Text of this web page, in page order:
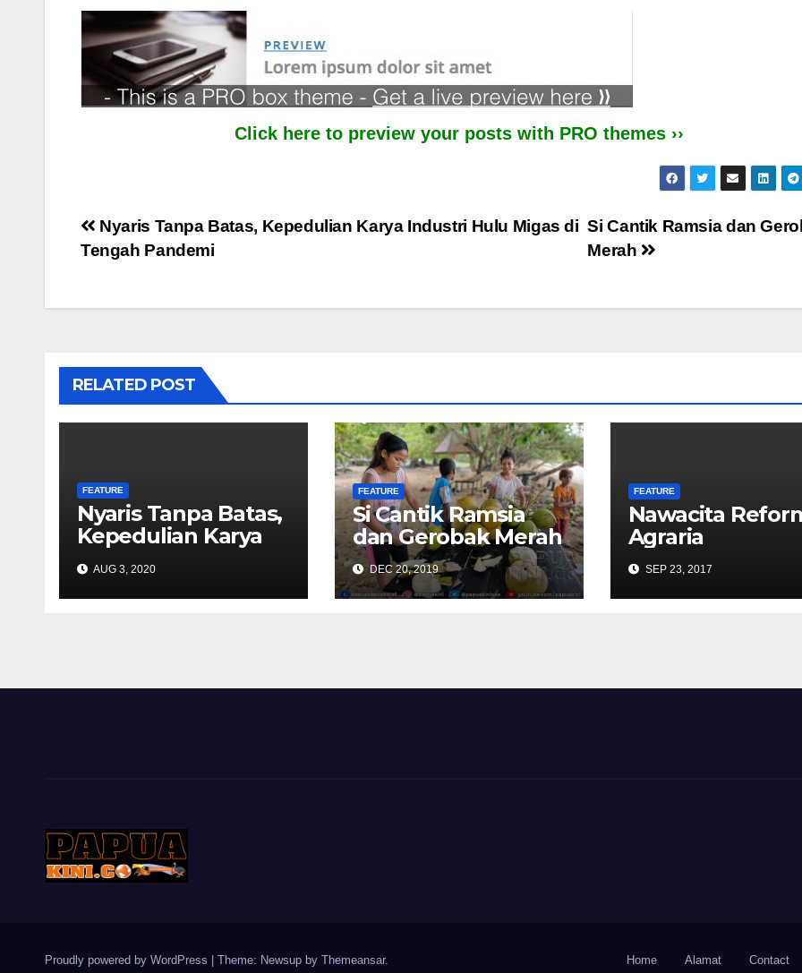
Click here to preview your posts with PRO themes ››
Post
navigation
Si Cantik Ramsia dan
Merah
Nyaris Tanpa Batas, Kepedulian Karya Industri Hulu Migas di
Tengah Pandemi
RELATED POST
FEATURE
Nyaris Tanpa Batas,
Kepedulian Karya
Industri Hulu Migas
di Tengah Pandemi
AUG 3, 2020
FEATURE
Si Cantik Ramsia
dan Gerobak Merah
DEC 20, 2019
FEATURE
Nawacita
Agraria
SEP 23, 2017
Proudly powered by WordPress Theme: Newsup by Themeansar. Home Alamat Contact